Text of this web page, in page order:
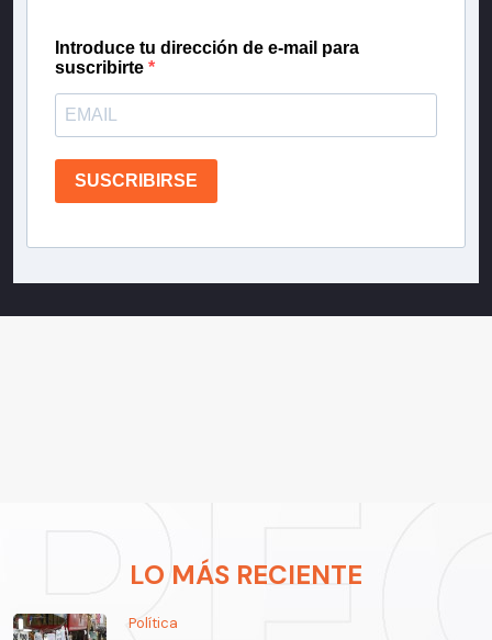
Introduce tu dirección de e-mail para
suscribirte
SUSCRIBIRSE
LO MÁS RECIENTE
Política